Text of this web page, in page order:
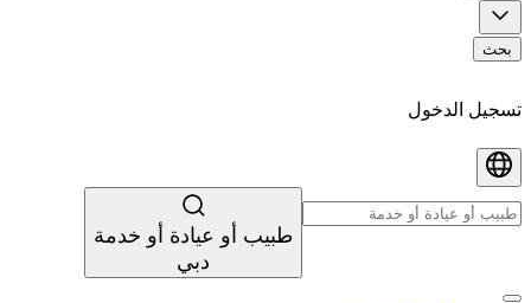
بحث
تسجيل الدخول
طبيب أو عيادة أو خدمة
دبي